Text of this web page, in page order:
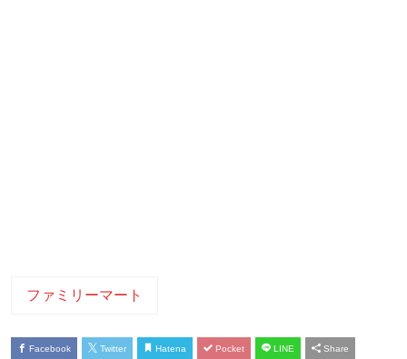
ファミリーマート
Facebook Twitter Hatena Pocket LINE Share